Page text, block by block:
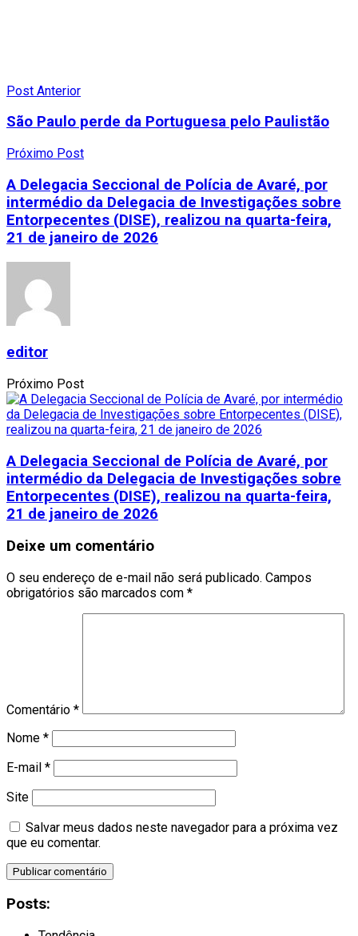
Post Anterior
São Paulo perde da Portuguesa pelo Paulistão
Próximo Post
A Delegacia Seccional de Polícia de Avaré, por
intermédio da Delegacia de Investigações sobre
Entorpecentes (DISE), realizou na quarta-feira,
21 de janeiro de 2026
editor
Próximo Post
A Delegacia Seccional de Polícia de Avaré, por
intermédio da Delegacia de Investigações sobre
Entorpecentes (DISE), realizou na quarta-feira,
21 de janeiro de 2026
Deixe um comentário
O seu endereço de e-mail não será publicado. Campos
obrigatórios são marcados com *
Comentário *
Nome *
E-mail *
Site
Salvar meus dados neste navegador para a próxima vez
que eu comentar.
Posts: